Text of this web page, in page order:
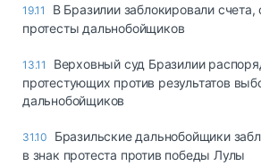
19.11
В Бразилии заблокировали
протесты дальнобойщиков
13.11
Верховный суд Бразилии
протестующих против результатов
дальнобойщиков
31.10
Бразильские дальнобойщики
в знак протеста против победы Лулы